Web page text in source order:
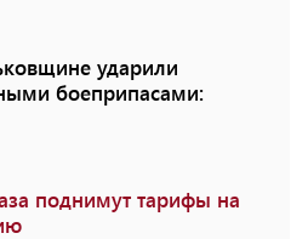
ударили
боеприпасами:
поднимут тарифы на